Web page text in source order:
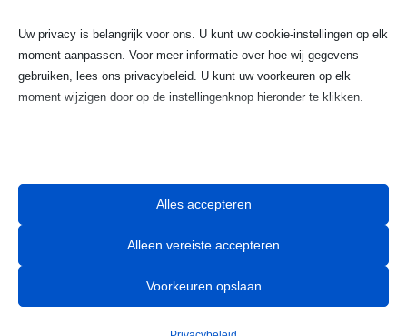
w
Email

Betrouwbaar en professioneel vervoer
Uw privacy is belangrijk voor ons. U kunt uw cookie-instellingen op elk
moment aanpassen. Voor meer informatie over hoe wij gegevens
gebruiken, lees ons privacybeleid. U kunt uw voorkeuren op elk
moment wijzigen door op de instellingenknop hieronder te klikken.
kunnen aanbieden, kan beïnvloeden.
Essentiële cookies en services bieden basisfunctionaliteit en zijn
cookies en services vereisen geen toestemming van de gebruiker
Alles accepteren
Alleen vereiste accepteren
Voorkeuren opslaan